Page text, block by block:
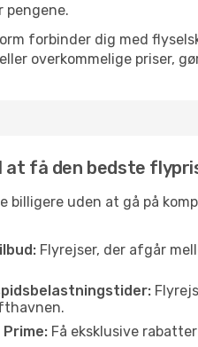
forbinder dig med
overkommelige priser,
at få den bedste
billigere uden at gå på
Flyrejser, der afgår
Få eksklusive